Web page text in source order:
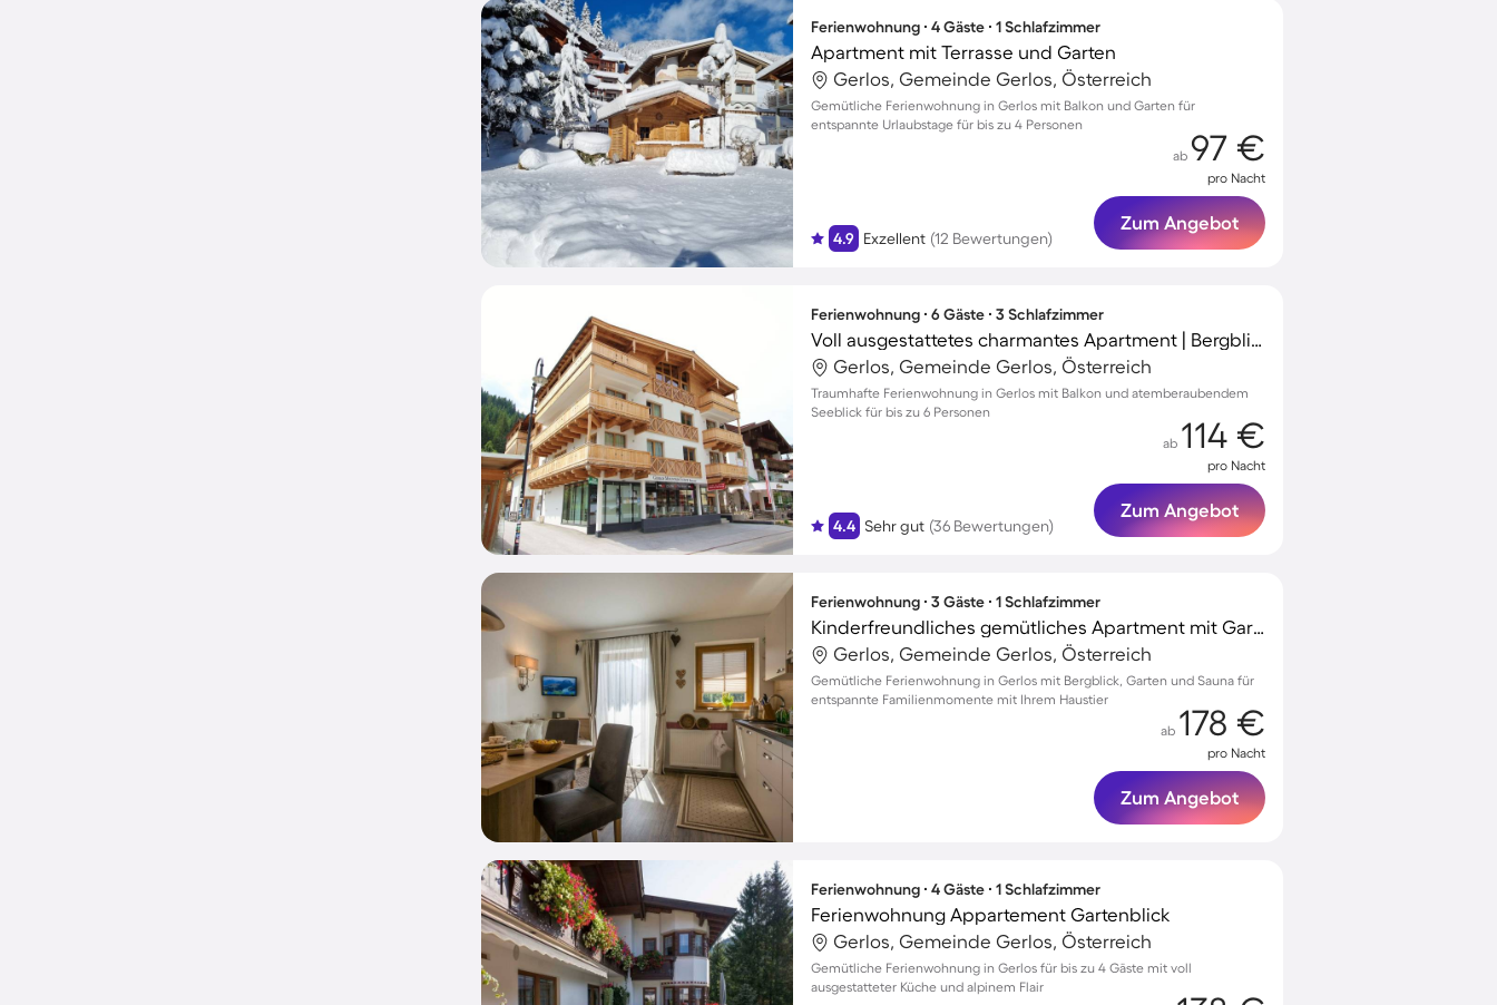
Ferienwohnung ∙ 4 Gäste ∙ 1 Schlafzimmer
Apartment mit Terrasse und Garten
Gerlos, Gemeinde Gerlos, Österreich
Gemütliche Ferienwohnung in Gerlos mit Balkon und Garten für
entspannte Urlaubstage für bis zu 4 Personen
4.9 Exzellent (12 Bewertungen)
ab 97 €
pro Nacht
Zum Angebot
Ferienwohnung ∙ 6 Gäste ∙ 3 Schlafzimmer
Voll ausgestattetes charmantes Apartment | Bergblick | Skifahren in der Nähe
Gerlos, Gemeinde Gerlos, Österreich
Traumhafte Ferienwohnung in Gerlos mit Balkon und atemberaubendem
Seeblick für bis zu 6 Personen
4.4 Sehr gut (36 Bewertungen)
ab 114 €
pro Nacht
Zum Angebot
Ferienwohnung ∙ 3 Gäste ∙ 1 Schlafzimmer
Kinderfreundliches gemütliches Apartment mit Garten und Sauna | Bergblick | Perfekt für die Arbeit von Zuhause | Haustierfreundlich
Gerlos, Gemeinde Gerlos, Österreich
Gemütliche Ferienwohnung in Gerlos mit Bergblick, Garten und Sauna für
entspannte Familienmomente mit Ihrem Haustier
ab 178 €
pro Nacht
Zum Angebot
Ferienwohnung ∙ 4 Gäste ∙ 1 Schlafzimmer
Ferienwohnung Appartement Gartenblick
Gerlos, Gemeinde Gerlos, Österreich
Gemütliche Ferienwohnung in Gerlos für bis zu 4 Gäste mit voll
ausgestatteter Küche und alpinem Flair